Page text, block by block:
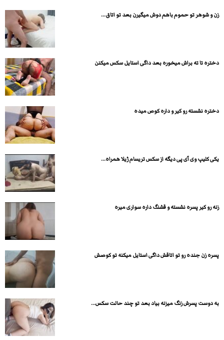
زن و شوهر تو حموم باهم دوش میگیرن بعد تو اتاق...
دختره تا ته براش میخوره بعد داگی استایل سکس میکنن
دختره نشسته رو کیر و داره کوص میده
یکی کلیپ وی آی پی دیگه از سکس تریسام ژیلا همراه...
زنه رو کیر پسره نشسته و قشنگ داره سواری میره
پسره زن جنده رو تو اتاقش داگی استایل میکنه تو کوصش
به دوست پسرش زنگ میزنه بیاد بعد تو چند حالت سکس...